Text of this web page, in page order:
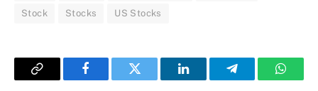
Stock Stocks US Stocks
Copy
FacebookTwitter LinkedInTelegram